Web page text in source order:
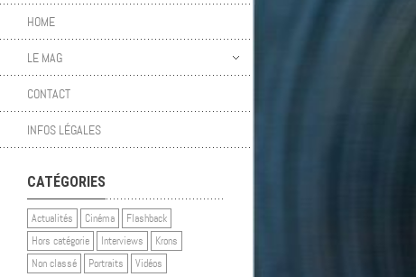
HOME
LE MAG
CONTACT
INFOS LÉGALES
CATÉGORIES
Actualités Cinéma
Flashback
Hors catégorie
Interviews
Krons
Non classé
Portraits Vidéos